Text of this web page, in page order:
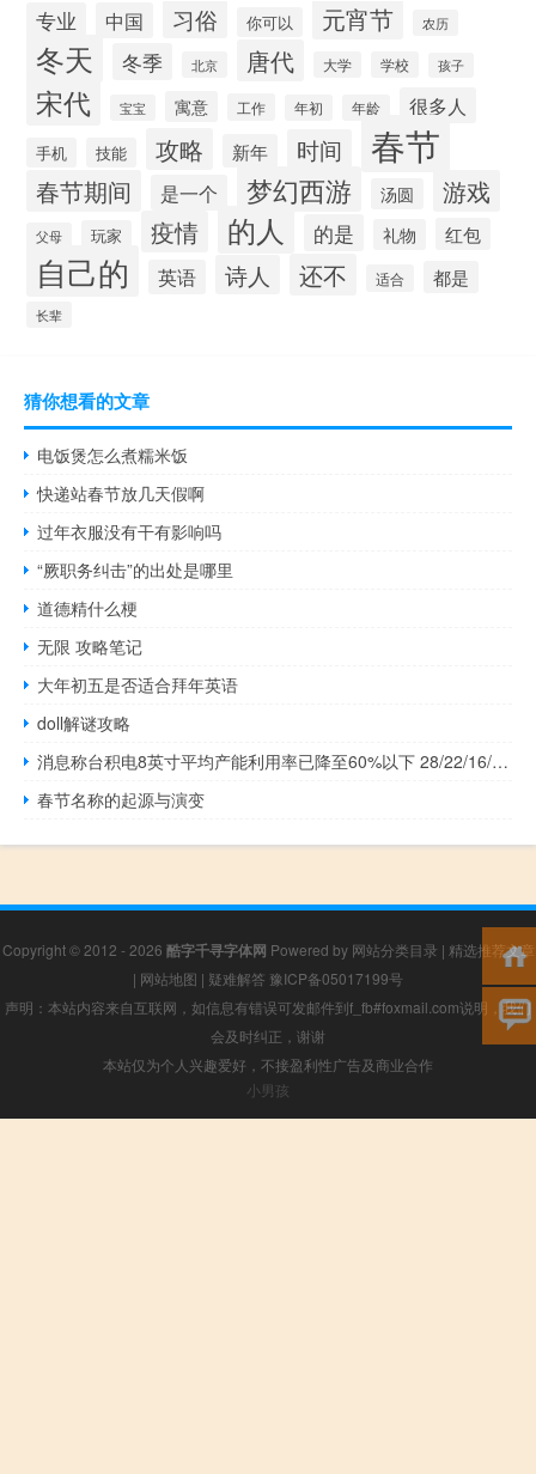
专业 中国 习俗 你可以 元宵节 农历
冬天 冬季 北京 唐代 大学 学校 孩子
宋代 宝宝 寓意 工作 年初 年龄 很多人
手机 技能 攻略 新年 时间 春节
春节期间 是一个 梦幻西游 汤圆 游戏
父母 玩家 疫情 的人 的是 礼物 红包
自己的 英语 诗人 还不 适合 都是
长辈
猜你想看的文章
电饭煲怎么煮糯米饭
快递站春节放几天假啊
过年衣服没有干有影响吗
“厥职务纠击”的出处是哪里
道德精什么梗
无限 攻略笔记
大年初五是否适合拜年英语
doll解谜攻略
消息称台积电8英寸平均产能利用率已降至60%以下 28/22/16/12nm降价10%
春节名称的起源与演变
Copyright © 2012 - 2026 酷字千寻字体网 Powered by 网站分类目录 | 精选推荐文章
| 网站地图 | 疑难解答 豫ICP备05017199号
声明：本站内容来自互联网，如信息有错误可发邮件到f_fb#foxmail.com说明，我们
会及时纠正，谢谢
本站仅为个人兴趣爱好，不接盈利性广告及商业合作
小男孩